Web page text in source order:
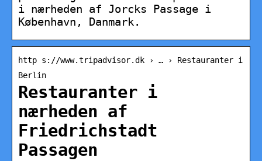
i nærheden af Jorcks Passage i
København, Danmark.
http s://www.tripadvisor.dk › … › Restauranter i
Berlin
Restauranter i
nærheden af
Friedrichstadt
Passagen